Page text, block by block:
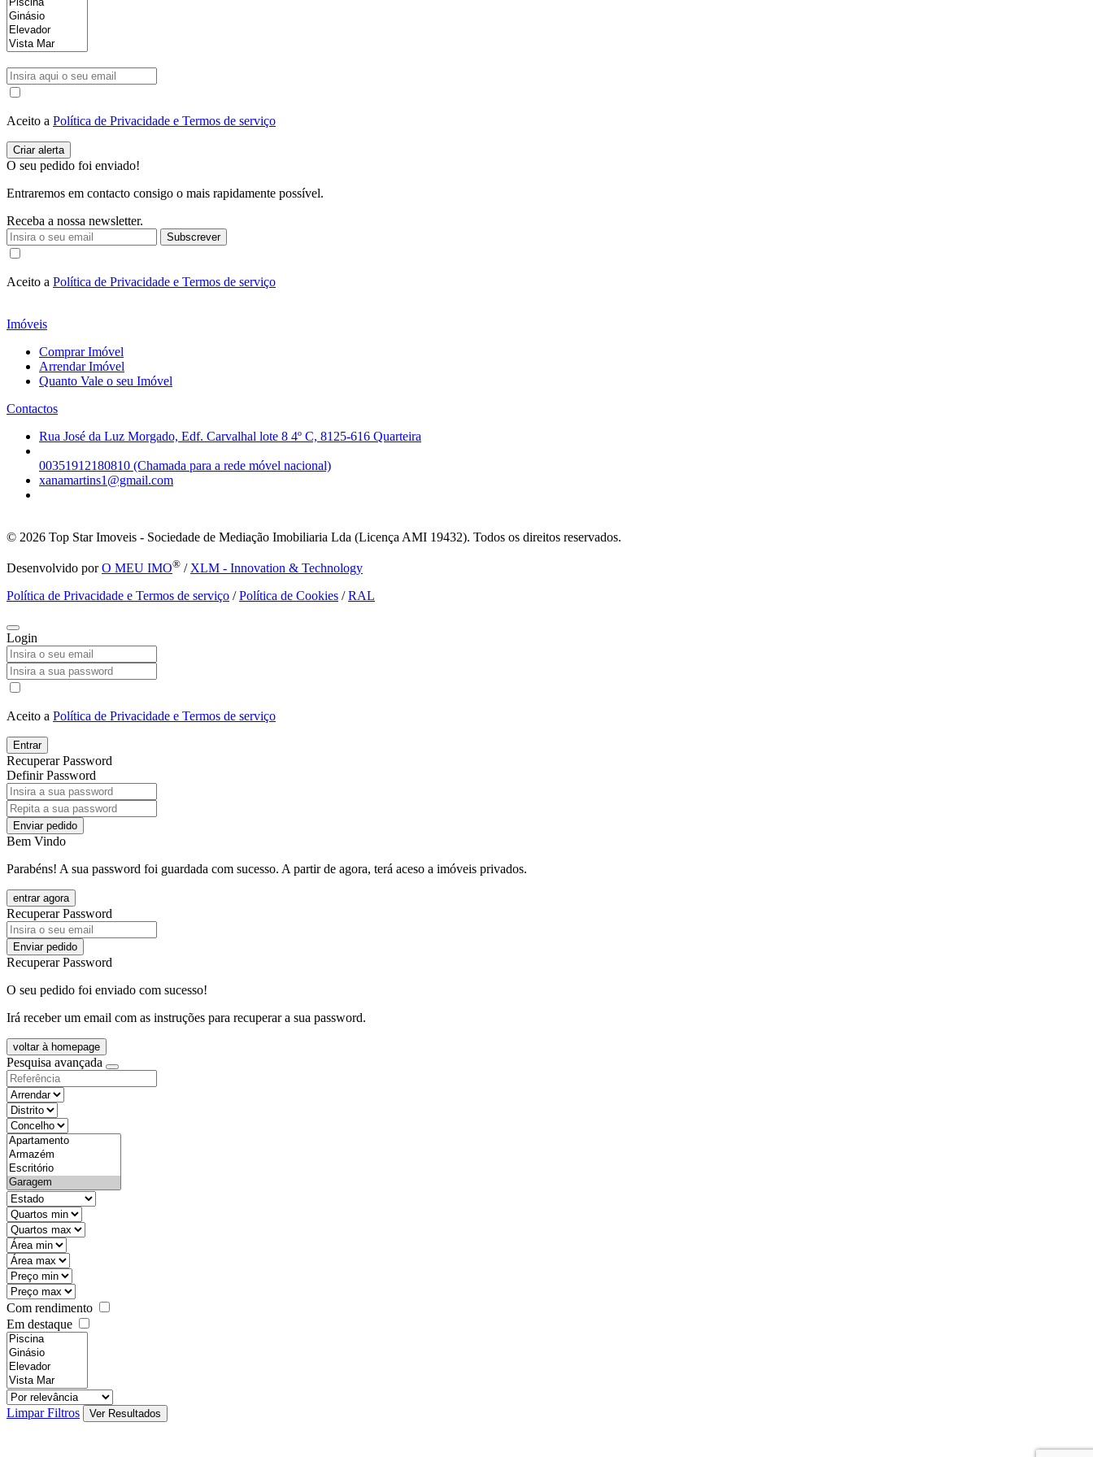
Aceito a Política de Privacidade e Termos de serviço
O seu pedido foi enviado!
Entraremos em contacto consigo o mais rapidamente possível.
Receba a nossa newsletter.
Subscrever
Aceito a Política de Privacidade e Termos de serviço
Imóveis
Comprar Imóvel
Arrendar Imóvel
Quanto Vale o seu Imóvel
Contactos
Rua José da Luz Morgado, Edf. Carvalhal lote 8 4º C, 8125-616 Quarteira
00351912180810 (Chamada para a rede móvel nacional)
xanamartins1@gmail.com
© 2026 Top Star Imoveis - Sociedade de Mediação Imobiliaria Lda (Licença AMI 19432). Todos os direitos reservados.
Desenvolvido porO MEU IMO® / XLM - Innovation & Technology
Política de Privacidade e Termos de serviço /Política de Cookies /RAL
Login
Aceito a Política de Privacidade e Termos de serviço
Entrar
Recuperar Password
Definir Password
Enviar pedido
Bem Vindo
Parabéns! A sua password foi guardada com sucesso. A partir de agora, terá aceso a imóveis privados.
entrar agora
Recuperar Password
Enviar pedido
Recuperar Password
O seu pedido foi enviado com sucesso!
Irá receber um email com as instruções para recuperar a sua password.
voltar à homepage
Pesquisa avançada
objective
districtId
countyId
types
state
mintypo
maxtypo
minarea
maxarea
minprice
maxprice
Com rendimento
Em destaque
features
realestateOrder
Limpar Filtros
Ver Resultados